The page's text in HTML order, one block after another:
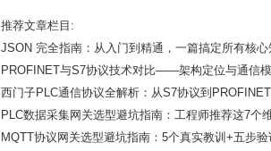
推荐文章栏目:
JSON 完全指南：从入门到精通，一篇搞定所有核心
PROFINET与S7协议技术对比——架构定位与通信
西门子PLC通信协议全解析：从S7协议到
PLC数据采集网关选型避坑指南：工程师推荐这7个
MQTT协议网关选型避坑指南：5个真实教训+五步验